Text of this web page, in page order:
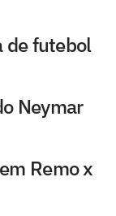
de futebol
Neymar
Remo x